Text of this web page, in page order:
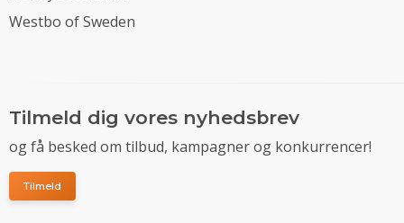
Westbo of Sweden
Tilmeld dig vores nyhedsbrev
og få besked om tilbud, kampagner og konkurrencer!
Tilmeld